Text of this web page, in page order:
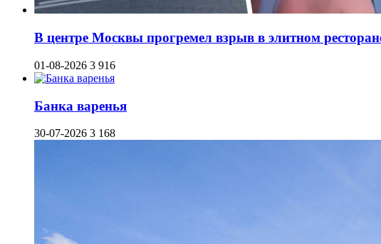
В центре Москвы прогремел взрыв в элитном
01-08-2026 3 916
Банка варенья
30-07-2026 3 168